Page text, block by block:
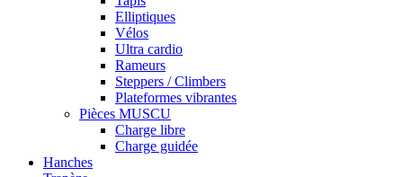
Elliptiques
Vélos
Ultra cardio
Rameurs
Steppers / Climbers
Plateformes vibrantes
Pièces MUSCU
Charge libre
Charge guidée
Hanches